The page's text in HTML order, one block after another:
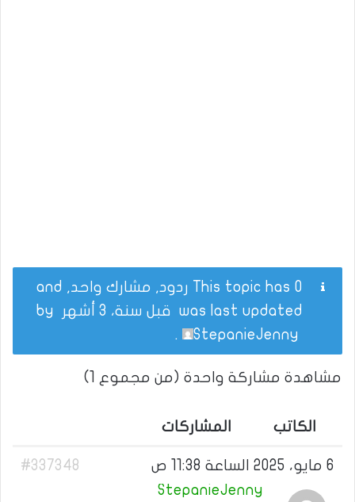
This topic has 0 ردود, مشارك واحد, and
was last updated قبل سنة، 3 أشهر
StepanieJenny
.
مشاهدة مشاركة واحدة (من مجموع 1)
الكاتب المشاركات
6 مايو، 2025 الساعة 11:38 ص
#337348
StepanieJenny